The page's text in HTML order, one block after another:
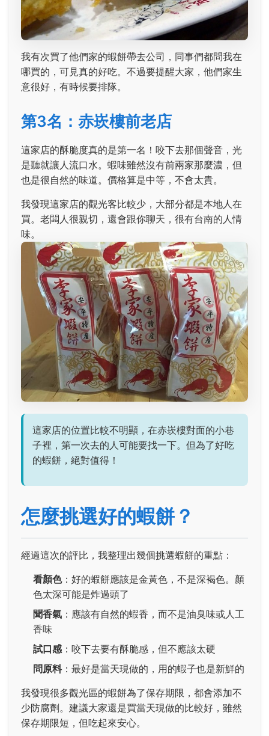
我有次買了他們家的蝦餅帶去公司，同事們都問我在
哪買的，可見真的好吃。不過要提醒大家，他們家生
意很好，有時候要排隊。
第3名：赤崁樓前老店
這家店的酥脆度真的是第一名！咬下去那個聲音，光
是聽就讓人流口水。蝦味雖然沒有前兩家那麼濃，但
也是很自然的味道。價格算是中等，不會太貴。
我發現這家店的觀光客比較少，大部分都是本地人在
買。老闆人很親切，還會跟你聊天，很有台南的人情
味。
這家店的位置比較不明顯，在赤崁樓對面的小巷
子裡，第一次去的人可能要找一下。但為了好吃
的蝦餅，絕對值得！
怎麼挑選好的蝦餅？
經過這次的評比，我整理出幾個挑選蝦餅的重點：
看顏色：好的蝦餅應該是金黃色，不是深褐色。顏
色太深可能是炸過頭了
聞香氣 ：應該有自然的蝦香，而不是油臭味或人工
香味
試口感：咬下去要有酥脆感，但不應該太硬
問原料：最好是當天現做的，用的蝦子也是新鮮的
我發現很多觀光區的蝦餅為了保存期限，都會添加不
少防腐劑。建議大家還是買當天現做的比較好，雖然
保存期限短，但吃起來安心。